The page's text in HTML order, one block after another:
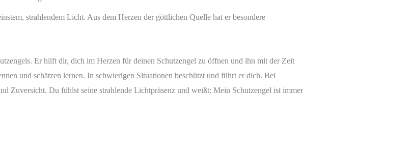
strahlendem Licht. Aus dem Herzen der göttlichen Quelle hat er besondere
Er hilft dir, dich im Herzen für deinen Schutzengel zu öffnen und ihn mit der Zeit
und schätzen lernen. In schwierigen Situationen beschützt und führt er dich. Bei
Zuversicht. Du fühlst seine strahlende Lichtpräsenz und weißt: Mein Schutzengel ist immer